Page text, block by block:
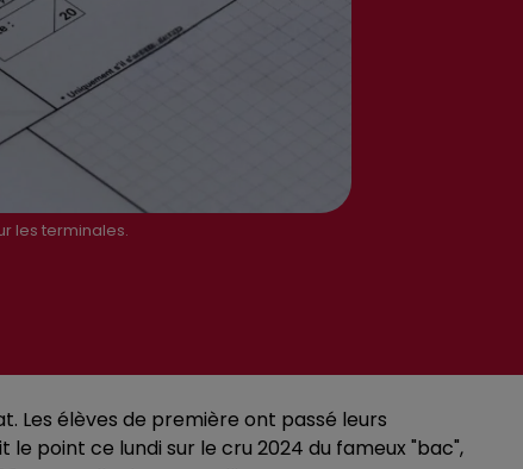
les terminales.
Les élèves de première ont passé leurs
point ce lundi sur le cru 2024 du fameux "bac",